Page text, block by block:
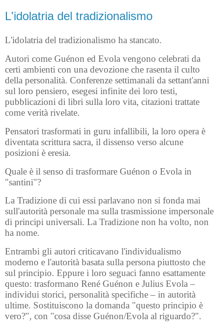
L'idolatria del tradizionalismo
L'idolatria del tradizionalismo ha stancato.
Autori come Guénon ed Evola vengono celebrati da
certi ambienti con una devozione che rasenta il culto
della personalità. Conferenze settimanali da settant'anni
sul loro pensiero, esegesi infinite dei loro testi,
pubblicazioni di libri sulla loro vita, citazioni trattate
come verità rivelate.
Pensatori trasformati in guru infallibili, la loro opera è
diventata scrittura sacra, il dissenso verso alcune
posizioni è eresia.
Quale è il senso di trasformare Guénon o Evola in
"santini"?
La Tradizione di cui essi parlavano non si fonda mai
sull'autorità personale ma sulla trasmissione impersonale
di principi universali. La Tradizione non ha volto, non
ha nome.
Entrambi gli autori criticavano l'individualismo
moderno e l'autorità basata sulla persona piuttosto che
sul principio. Eppure i loro seguaci fanno esattamente
questo: trasformano René Guénon e Julius Evola –
individui storici, personalità specifiche – in autorità
ultime. Sostituiscono la domanda "questo principio è
vero?", con "cosa disse Guénon/Evola al riguardo?".